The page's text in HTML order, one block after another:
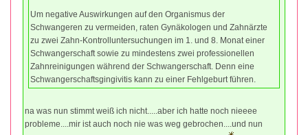
Um negative Auswirkungen auf den Organismus der
Schwangeren zu vermeiden, raten Gynäkologen und Zahnärzte
zu zwei Zahn-Kontrolluntersuchungen im 1. und 8. Monat einer
Schwangerschaft sowie zu mindestens zwei professionellen
Zahnreinigungen während der Schwangerschaft. Denn eine
Schwangerschaftsgingivitis kann zu einer Fehlgeburt führen.
na was nun stimmt weiß ich nicht.....aber ich hatte noch nieeee
probleme....mir ist auch noch nie was weg gebrochen....und nun